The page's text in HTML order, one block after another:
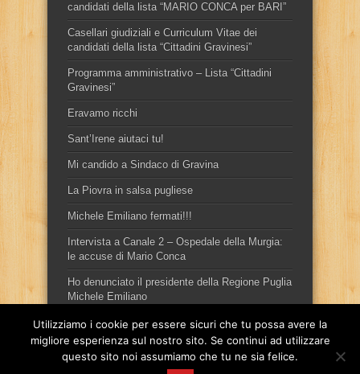
candidati della lista “MARIO CONCA per BARI”
Casellari giudiziali e Curriculum Vitae dei
candidati della lista “Cittadini Gravinesi”
Programma amministrativo – Lista “Cittadini
Gravinesi”
Eravamo ricchi
Sant’Irene aiutaci tu!
Mi candido a Sindaco di Gravina
La Piovra in salsa pugliese
Michele Emiliano fermati!!!
Intervista a Canale 2 – Ospedale della Murgia:
le accuse di Mario Conca
Ho denunciato il presidente della Regione Puglia
Michele Emiliano
Utilizziamo i cookie per essere sicuri che tu possa avere la
migliore esperienza sul nostro sito. Se continui ad utilizzare
questo sito noi assumiamo che tu ne sia felice.